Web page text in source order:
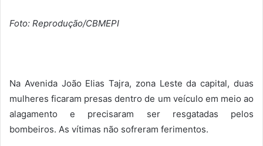
Foto: Reprodução/CBMEPI
Na Avenida João Elias Tajra, zona Leste da capital, duas
mulheres ficaram presas dentro de um veículo em meio ao
alagamento e precisaram ser resgatadas pelos
bombeiros. As vítimas não sofreram ferimentos.